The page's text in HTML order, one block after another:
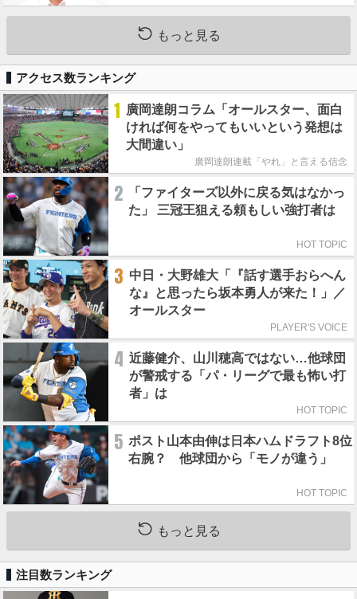
もっと見る
アクセス数ランキング
1 廣岡達朗コラム「オールスター、面白
ければ何をやってもいいという発想は
大間違い」
廣岡達朗連載「やれ」と言える信念
2
「ファイターズ以外に戻る気はなかっ
た」 三冠王狙える頼もしい強打者は
HOT TOPIC
3 中日・大野雄大「『話す選手おらへん
な』と思ったら坂本勇人が来た！」／
オールスター
PLAYER'S VOICE
4 近藤健介、山川穂高ではない…他球団
が警戒する「パ・リーグで最も怖い打
者」は
HOT TOPIC
5 ポスト山本由伸は日本ハムドラフト8位
右腕？ 他球団から「モノが違う」
HOT TOPIC
もっと見る
注目数ランキング